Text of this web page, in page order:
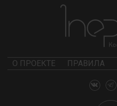
О ПРОЕКТЕ ПРАВИЛА